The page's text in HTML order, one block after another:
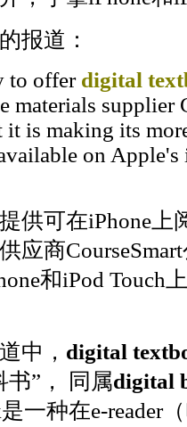
报道：
to offer digital
materials supplier
it is making its
on Apple's
供可在iPhone
应商
和iPod Touch
中， digital
书”， 同属digital
一种在e-reader